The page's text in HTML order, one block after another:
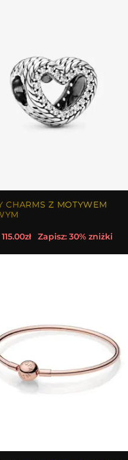
CHARMS Z MOTYWEM
115.00zł Zapisz: 30% zniżki